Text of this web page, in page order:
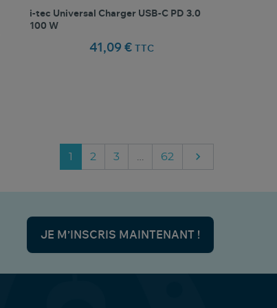
i-tec Universal Charger USB-C PD 3.0
100 W
41,09 €TTC
1 2 3 62 Suivant

JE M’INSCRIS MAINTENANT !